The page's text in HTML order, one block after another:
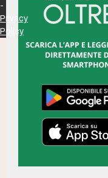
-
Privacy
Policy